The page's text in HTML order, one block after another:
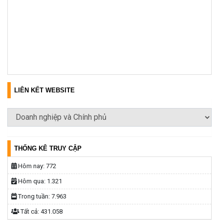
LIÊN KẾT WEBSITE
THỐNG KÊ TRUY CẬP
Hôm nay: 772
Hôm qua: 1.321
Trong tuần: 7.963
Tất cả: 431.058